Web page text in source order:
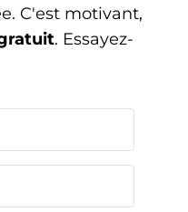
C'est motivant,
. Essayez-